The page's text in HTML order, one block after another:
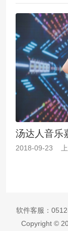
汤达人音乐
2018-09-23
软件客服：
Copyright ©